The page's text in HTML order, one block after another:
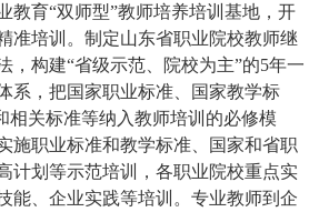
教育“双师型”教师培养培训基地，开
准培训。制定山东省职业院校教师继
，构建“省级示范、院校为主”的5年一
系，把国家职业标准、国家教学标
相关标准等纳入教师培训的必修模
施职业标准和教学标准、国家和省职
计划等示范培训，各职业院校重点实
能、企业实践等培训。专业教师到企